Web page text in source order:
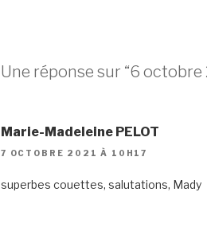
Une réponse sur “6 octobre
Marie-Madeleine PELOT
7 OCTOBRE 2021 À 10H17
superbes couettes, salutations, Mady